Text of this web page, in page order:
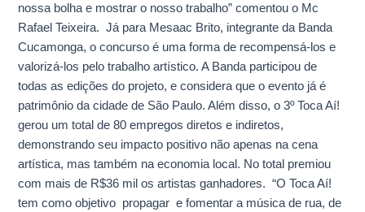
nossa bolha e mostrar o nosso trabalho” comentou o Mc
Rafael Teixeira. Já para Mesaac Brito, integrante da Banda
Cucamonga, o concurso é uma forma de recompensá-los e
valorizá-los pelo trabalho artístico. A Banda participou de
todas as edições do projeto, e considera que o evento já é
patrimônio da cidade de São Paulo. Além disso, o 3º Toca Aí!
gerou um total de 80 empregos diretos e indiretos,
demonstrando seu impacto positivo não apenas na cena
artística, mas também na economia local. No total premiou
com mais de R$36 mil os artistas ganhadores. “O Toca Aí!
tem como objetivo propagar e fomentar a música de rua, de